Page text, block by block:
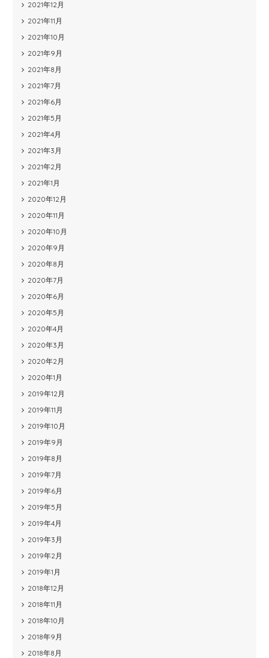
2021年12月
2021年11月
2021年10月
2021年9月
2021年8月
2021年7月
2021年6月
2021年5月
2021年4月
2021年3月
2021年2月
2021年1月
2020年12月
2020年11月
2020年10月
2020年9月
2020年8月
2020年7月
2020年6月
2020年5月
2020年4月
2020年3月
2020年2月
2020年1月
2019年12月
2019年11月
2019年10月
2019年9月
2019年8月
2019年7月
2019年6月
2019年5月
2019年4月
2019年3月
2019年2月
2019年1月
2018年12月
2018年11月
2018年10月
2018年9月
2018年8月